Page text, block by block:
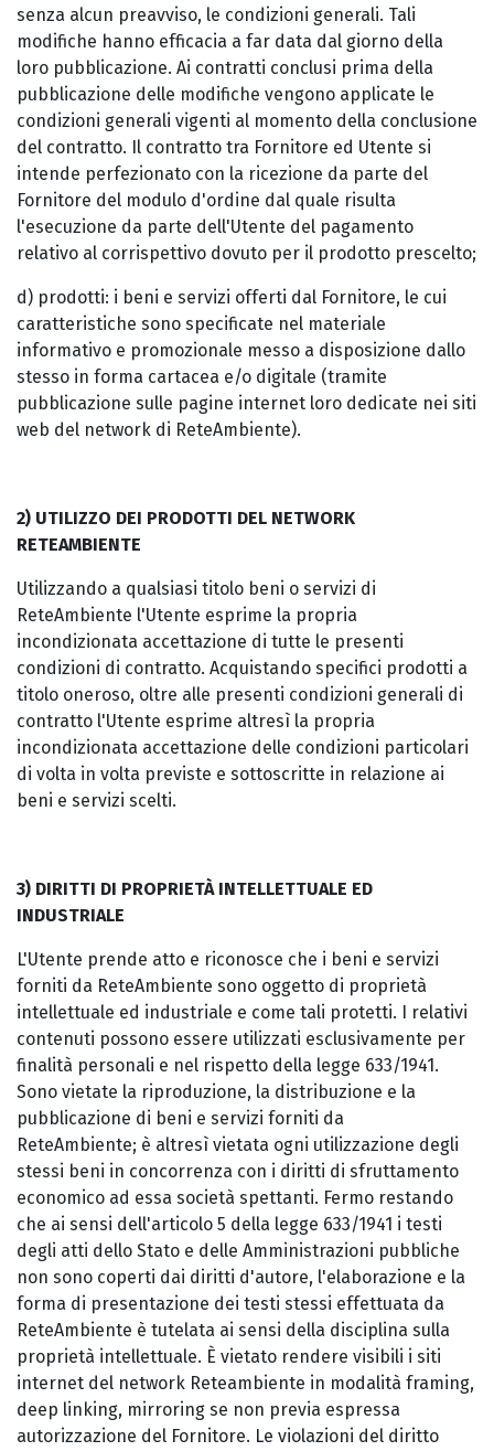
senza alcun preavviso, le condizioni generali. Tali
modifiche hanno efficacia a far data dal giorno della
loro pubblicazione. Ai contratti conclusi prima della
pubblicazione delle modifiche vengono applicate le
condizioni generali vigenti al momento della conclusione
del contratto. Il contratto tra Fornitore ed Utente si
intende perfezionato con la ricezione da parte del
Fornitore del modulo d'ordine dal quale risulta
l'esecuzione da parte dell'Utente del pagamento
relativo al corrispettivo dovuto per il prodotto prescelto;
d) prodotti: i beni e servizi offerti dal Fornitore, le cui
caratteristiche sono specificate nel materiale
informativo e promozionale messo a disposizione dallo
stesso in forma cartacea e/o digitale (tramite
pubblicazione sulle pagine internet loro dedicate nei siti
web del network di ReteAmbiente).
2) UTILIZZO DEI PRODOTTI DEL NETWORK
RETEAMBIENTE
Utilizzando a qualsiasi titolo beni o servizi di
ReteAmbiente l'Utente esprime la propria
incondizionata accettazione di tutte le presenti
condizioni di contratto. Acquistando specifici prodotti a
titolo oneroso, oltre alle presenti condizioni generali di
contratto l'Utente esprime altresì la propria
incondizionata accettazione delle condizioni particolari
di volta in volta previste e sottoscritte in relazione ai
beni e servizi scelti.
3) DIRITTI DI PROPRIETÀ INTELLETTUALE ED
INDUSTRIALE
L'Utente prende atto e riconosce che i beni e servizi
forniti da ReteAmbiente sono oggetto di proprietà
intellettuale ed industriale e come tali protetti. I relativi
contenuti possono essere utilizzati esclusivamente per
finalità personali e nel rispetto della legge 633/1941.
Sono vietate la riproduzione, la distribuzione e la
pubblicazione di beni e servizi forniti da
ReteAmbiente; è altresì vietata ogni utilizzazione degli
stessi beni in concorrenza con i diritti di sfruttamento
economico ad essa società spettanti. Fermo restando
che ai sensi dell'articolo 5 della legge 633/1941 i testi
degli atti dello Stato e delle Amministrazioni pubbliche
non sono coperti dai diritti d'autore, l'elaborazione e la
forma di presentazione dei testi stessi effettuata da
ReteAmbiente è tutelata ai sensi della disciplina sulla
proprietà intellettuale. È vietato rendere visibili i siti
internet del network Reteambiente in modalità framing,
deep linking, mirroring se non previa espressa
autorizzazione del Fornitore. Le violazioni del diritto